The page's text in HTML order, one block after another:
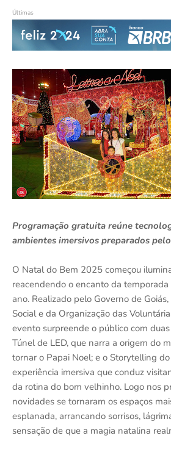
Últimas
Programação gratuita reúne
ambientes imersivos preparados
O Natal do Bem 2025 começou
reacendendo o encanto da
ano. Realizado pelo Governo de
Social e da Organização das
evento surpreende o público com
Túnel de LED, que narra a origem do
tornar o Papai Noel; e o Storytelling
experiência imersiva que conduz
da rotina do bom velhinho. Logo nos
novidades se tornaram os espaços
esplanada, arrancando sorrisos,
sensação de que a magia natalina